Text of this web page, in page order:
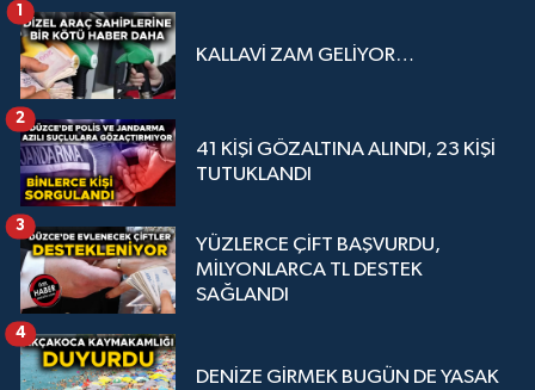
KALLAVİ ZAM GELİYOR…
1
41 KİŞİ GÖZALTINA ALINDI, 23 KİŞİ
TUTUKLANDI
2
YÜZLERCE ÇİFT BAŞVURDU,
MİLYONLARCA TL DESTEK
SAĞLANDI
3
DENİZE GİRMEK BUGÜN DE YASAK
4